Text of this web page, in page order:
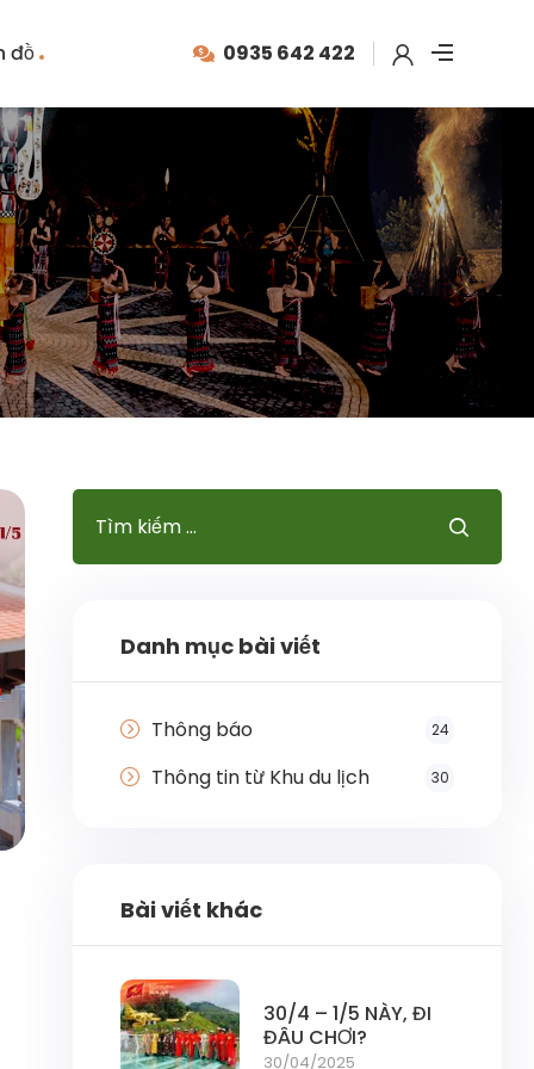
đồ 0935 642 422
Danh mục bài viết
Thông báo 24
Thông tin từ Khu du lịch 30
Bài viết khác
30/4 – 1/5 NÀY, ĐI
ĐÂU CHƠI?
30/04/2025